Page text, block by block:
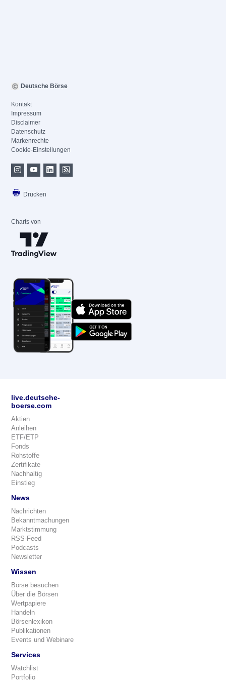
Deutsche Börse
Kontakt
Impressum
Disclaimer
Datenschutz
Markenrechte
Cookie-Einstellungen
Drucken
Charts von
live.deutsche-
boerse.com
Aktien
Anleihen
ETF/ETP
Fonds
Rohstoffe
Zertifikate
Nachhaltig
Einstieg
News
Nachrichten
Bekanntmachungen
Marktstimmung
RSS-Feed
Podcasts
Newsletter
Wissen
Börse besuchen
Über die Börsen
Wertpapiere
Handeln
Börsenlexikon
Publikationen
Events und Webinare
Services
Watchlist
Portfolio